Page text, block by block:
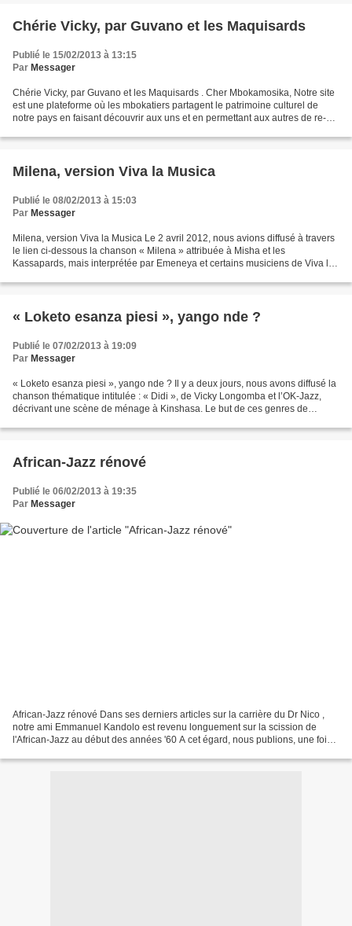
Chérie Vicky, par Guvano et les Maquisards
Publié le 15/02/2013 à 13:15
Par Messager
Chérie Vicky, par Guvano et les Maquisards . Cher Mbokamosika, Notre site
est une plateforme où les mbokatiers partagent le patrimoine culturel de
notre pays en faisant découvrir aux uns et en permettant aux autres de re-
Milena, version Viva la Musica
Publié le 08/02/2013 à 15:03
Par Messager
Milena, version Viva la Musica Le 2 avril 2012, nous avions diffusé à travers
le lien ci-dessous la chanson « Milena » attribuée à Misha et les
Kassapards, mais interprétée par Emeneya et certains musiciens de Viva la
kassapards-...
« Loketo esanza piesi », yango nde ?
Publié le 07/02/2013 à 19:09
Par Messager
« Loketo esanza piesi », yango nde ? Il y a deux jours, nous avons diffusé la
chanson thématique intitulée : « Didi », de Vicky Longomba et l’OK-Jazz,
décrivant une scène de ménage à Kinshasa. Le but de ces genres de
African-Jazz rénové
Publié le 06/02/2013 à 19:35
Par Messager
African-Jazz rénové Dans ses derniers articles sur la carrière du Dr Nico ,
notre ami Emmanuel Kandolo est revenu longuement sur la scission de
l'African-Jazz au début des années '60 A cet égard, nous publions, une fois